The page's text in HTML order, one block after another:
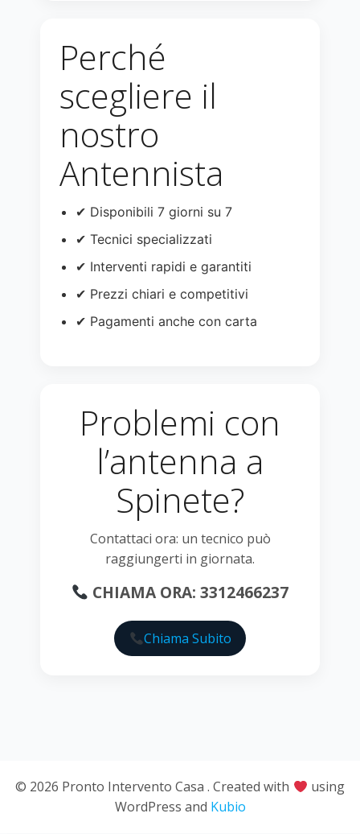
Perché
scegliere il
nostro
Antennista
✔ Disponibili 7 giorni su 7
✔ Tecnici specializzati
✔ Interventi rapidi e garantiti
✔ Prezzi chiari e competitivi
✔ Pagamenti anche con carta
Problemi con
l’antenna a
Spinete?
Contattaci ora: un tecnico può
raggiungerti in giornata.
CHIAMA ORA: 3312466237
Chiama Subito
© 2026 Pronto Intervento Casa . Created with
using
WordPress and Kubio